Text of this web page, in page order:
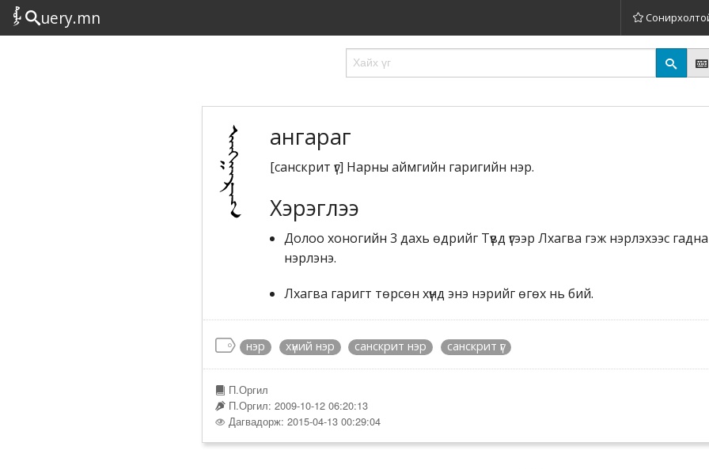
uery.mn
ангараг
[санскрит үг] Нарны аймгийн гаригийн нэр.
Хэрэглээ
Долоо хоногийн 3 дахь өдрийг Түвд үгээр Лхагва гэж нэрлэхээс
нэрлэнэ.
Лхагва гаригт төрсөн хүнд энэ нэрийг өгөх нь бий.
нэр хүний нэр санскрит нэр санскрит үг
П.Оргил
П.Оргил: 2009-10-12 06:20:13
Дагвадорж: 2015-04-13 00:29:04